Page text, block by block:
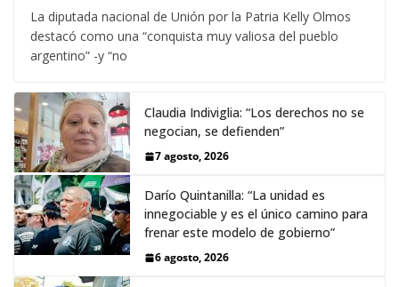
La diputada nacional de Unión por la Patria Kelly Olmos
destacó como una “conquista muy valiosa del pueblo
argentino” -y “no
Claudia Indiviglia: “Los derechos no se
negocian, se defienden”
7 agosto, 2026
Darío Quintanilla: “La unidad es
innegociable y es el único camino para
frenar este modelo de gobierno”
6 agosto, 2026